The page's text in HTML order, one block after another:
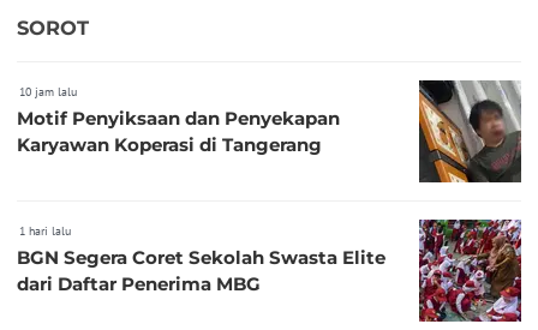
SOROT
10 jam lalu
Motif Penyiksaan dan Penyekapan
Karyawan Koperasi di Tangerang
1 hari lalu
BGN Segera Coret Sekolah Swasta Elite
dari Daftar Penerima MBG